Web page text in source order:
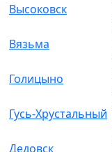
Высоковск
Вязьма
Голицыно
Гусь-Хрустальный
Дедовск